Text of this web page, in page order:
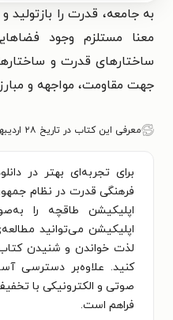
به جامعه، قدرت را
معنا مستلزم وجود
ساختارهای قدرت و
جهت مقاومت، مواجهه و
معرفی این کتاب در تاریخ ۲۸ اردیبهشت ۱۴۰۵ به‌روزرسانی شده است.
برای تجربه‌ای بهتر در
فرهنگی قدرت در نظام
اپلیکیشن طاقچه را
اپلیکیشن می‌توانید
لذت خواندن و شنیدن
کنید. علاوه‌بر دسترسی
صوتی و الکترونیکی با
فراهم است.